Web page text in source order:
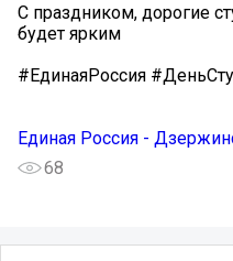
С праздником, дорогие
будет ярким
#ЕдинаяРоссия
Единая Россия -
68